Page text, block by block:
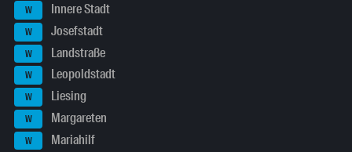
W Innere Stadt
W Josefstadt
W Landstraße
W Leopoldstadt
W Liesing
W Margareten
W Mariahilf